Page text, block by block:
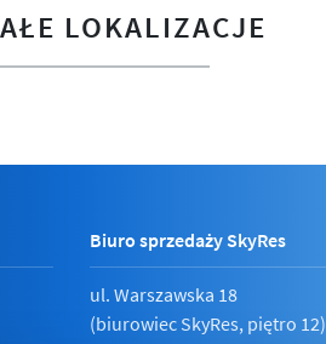
LOKALIZACJE
Biuro sprzedaży SkyRes
ul. Warszawska 18
(biurowiec SkyRes, piętro 12)